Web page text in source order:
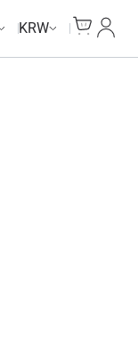
KRW
내 계